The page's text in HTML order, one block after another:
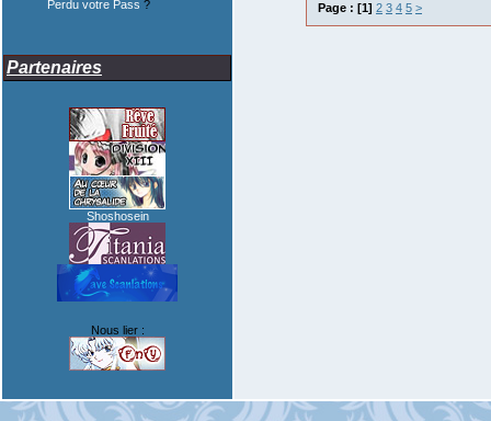
Perdu votre Pass ?
Partenaires
Shoshosein
Nous lier :
Page : [1] 2 3 4 5 >